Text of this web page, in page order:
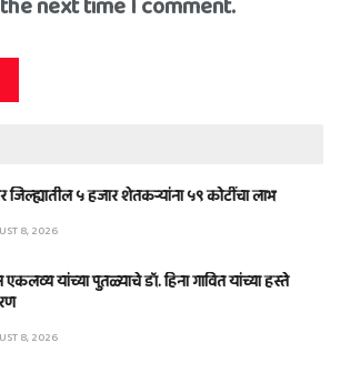
जिल्ह्यातील ५ हजार शेतकऱ्यांना ५९ कोटींचा लाभ
8, 2026
यांच्या पुतळ्याचे डॉ. हिना गावित यांच्या हस्ते
8, 2026